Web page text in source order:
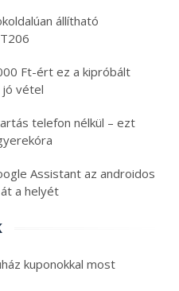
állítható
Ft-ért ez a kipróbált
jó vétel
telefon nélkül – ezt
Assistant az androidos
a helyét
kuponokkal most